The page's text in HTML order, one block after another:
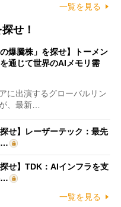
一覧を見る
せ！
爆騰株」を探せ】トーメン
通じて世界のAIメモリ需
に出演するグローバルリン
、最新…
せ】レーザーテック：最先
…
せ】TDK：AIインフラを支
…
一覧を見る